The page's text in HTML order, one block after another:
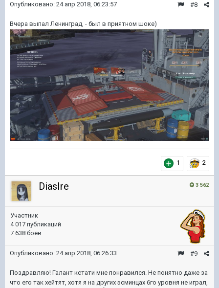
#8
Опубликовано: 24 апр 2018, 06:23:57
Вчера выпал Ленинград, - был в приятном шоке)
1 2
3 562
DiasIre
Участник
4 017 публикаций
7 638 боёв
#9
Опубликовано: 24 апр 2018, 06:26:33
Поздравляю! Галант кстати мне понравился. Не понятно даже за
что его так хейтят, хотя я на других эсминцах 6го уровня не играл,